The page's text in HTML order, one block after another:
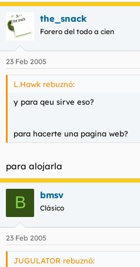
the_snack
Forero del todo a cien
23 Feb 2005
L.Hawk rebuznó:
y para qeu sirve eso?
para hacerte una pagina web?
para alojarla
B bmsv
Clásico
23 Feb 2005
JUGULATOR rebuznó: